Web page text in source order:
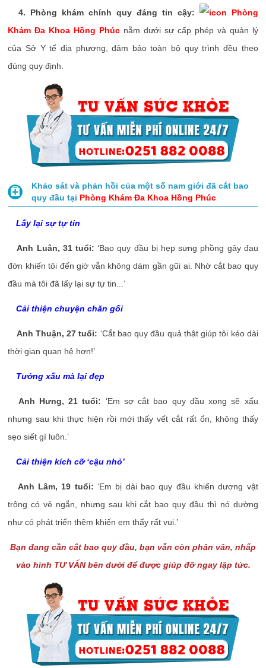
4. Phòng khám chính quy đáng tin cậy:
Phòng
Khám Đa Khoa Hồng Phúc nằm dưới sự cấp phép và quản lý
của Sở Y tế địa phương, đảm bảo toàn bộ quy trình đều theo
đúng quy định.
Khảo sát và phản hồi của một số nam giới đã cắt bao
quy đầu tại Phòng Khám Đa Khoa Hồng Phúc
Lấy lại sự tự tin
Anh Luân, 31 tuổi: ‘Bao quy đầu bị hẹp sưng phồng gây đau
đớn khiến tôi đến giờ vẫn không dám gần gũi ai. Nhờ cắt bao quy
đầu mà tôi đã lấy lại sự tự tin...’
Cải thiện chuyện chăn gối
Anh Thuận, 27 tuổi: ‘Cắt bao quy đầu quả thật giúp tôi kéo dài
thời gian quan hệ hơn!’
Tưởng xấu mà lại đẹp
Anh Hưng, 21 tuổi: ‘Em sợ cắt bao quy đầu xong sẽ xấu
nhưng sau khi thực hiện rồi mới thấy vết cắt rất ổn, không thấy
sẹo siết gì luôn.’
Cải thiện kích cỡ ‘cậu nhỏ’
Anh Lâm, 19 tuổi: ‘Em bị dài bao quy đầu khiến dương vật
trông có vẻ ngắn, nhưng sau khi cắt bao quy đầu thì nó dường
như có phát triển thêm khiến em thấy rất vui.’
Bạn đang cần cắt bao quy đầu, bạn vẫn còn phân vân, nhấp
vào hình TƯ VẤN bên dưới để được giúp đỡ ngay lập tức.